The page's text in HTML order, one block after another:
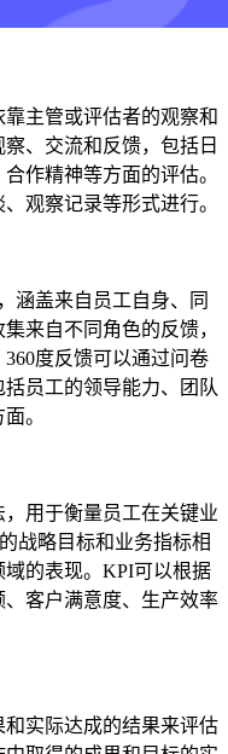
主管或评估者的观察和
、交流和反馈，包括日
作精神等方面的评估。
观察记录等形式进行。
涵盖来自员工自身、同
来自不同角色的反馈，
度反馈可以通过问卷
员工的领导能力、团队
。
用于衡量员工在关键业
战略目标和业务指标相
的表现。KPI可以根据
客户满意度、生产效率
实际达成的结果来评估